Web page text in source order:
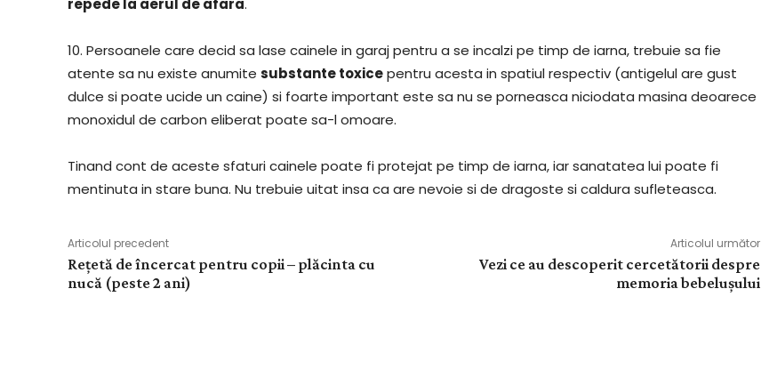
10. Persoanele care decid sa lase cainele in garaj pentru a se incalzi pe timp de iarna, trebuie sa fie
atente sa nu existe anumite substante toxicepentru acesta in spatiul respectiv (antigelul are gust
dulce si poate ucide un caine) si foarte important este sa nu se porneasca niciodata masina deoarece
monoxidul de carbon eliberat poate sa-l omoare.
Tinand cont de aceste sfaturi cainele poate fi protejat pe timp de iarna, iar sanatatea lui poate fi
mentinuta in stare buna. Nu trebuie uitat insa ca are nevoie si de dragoste si caldura sufleteasca.
Articolul precedent
Rețetă de încercat pentru copii – plăcinta cu
nucă (peste 2 ani)
Articolul următor
Vezi ce au descoperit cercetătorii despre
memoria bebelușului